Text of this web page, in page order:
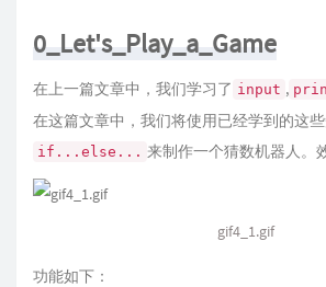
0_Let's_Play_a_Game
在上一篇文章中，我们学习了 input ,
在这篇文章中，我们将使用已经学到的这
if...else... 来制作一个猜数机器人。
gif4_1.gif
功能如下：